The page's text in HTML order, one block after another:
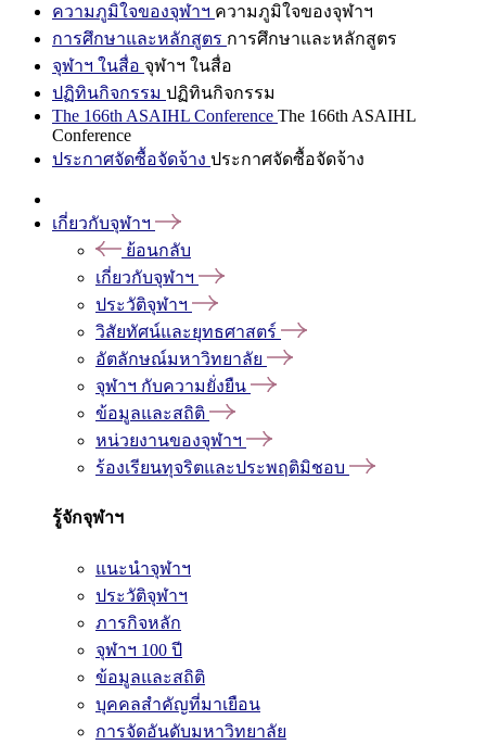
ความภูมิใจของจุฬาฯ ความภูมิใจของจุฬาฯ
การศึกษาและหลักสูตร การศึกษาและหลักสูตร
จุฬาฯ ในสื่อ จุฬาฯ ในสื่อ
ปฏิทินกิจกรรม ปฏิทินกิจกรรม
The 166th ASAIHL Conference The 166th ASAIHL
Conference
ประกาศจัดซื้อจัดจ้าง ประกาศจัดซื้อจัดจ้าง
เกี่ยวกับจุฬาฯ
ย้อนกลับ
เกี่ยวกับจุฬาฯ
ประวัติจุฬาฯ
วิสัยทัศน์และยุทธศาสตร์
อัตลักษณ์มหาวิทยาลัย
จุฬาฯ กับความยั่งยืน
ข้อมูลและสถิติ
หน่วยงานของจุฬาฯ
ร้องเรียนทุจริตและประพฤติมิชอบ
รู้จักจุฬาฯ
แนะนำจุฬาฯ
ประวัติจุฬาฯ
ภารกิจหลัก
จุฬาฯ 100 ปี
ข้อมูลและสถิติ
บุคคลสำคัญที่มาเยือน
การจัดอันดับมหาวิทยาลัย